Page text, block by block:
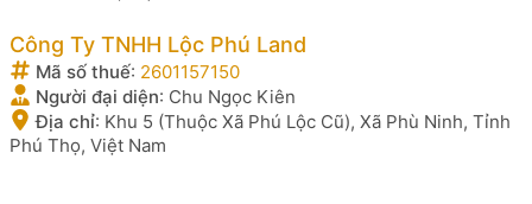
Công Ty TNHH Lộc Phú Land
Mã số thuế: 2601157150
Người đại diện: Chu Ngọc Kiên
Địa chỉ: Khu 5 (Thuộc Xã Phú Lộc Cũ), Xã Phù Ninh, Tỉnh
Phú Thọ, Việt Nam